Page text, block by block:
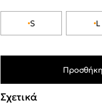
S L
Προσθήκη
Σχετικά